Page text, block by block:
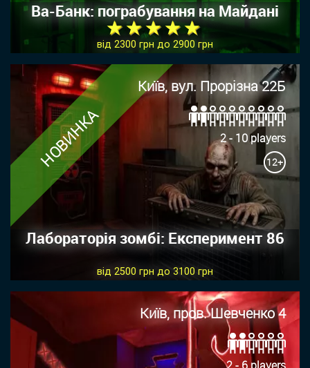
Ва-Банк: пограбування на Майдані
★ ★ ★ ★ ★
від 2300 грн до 2900 грн
НОВИНКА
Київ, вул. Прорізна 22Б
2 - 10 players
12+
Лабораторія зомбі: Експеримент 86
від 2500 грн до 3100 грн
Київ, пров. Шевченко 4